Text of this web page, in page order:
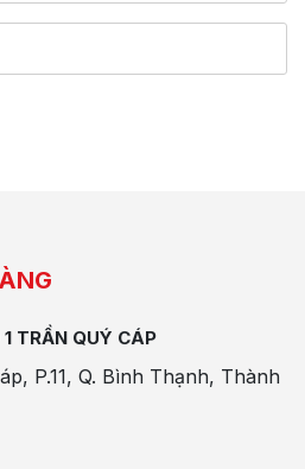
TRẦN QUÝ CÁP
P.11, Q. Bình Thạnh, Thành